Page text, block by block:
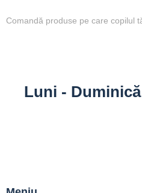
Comandă produse pe care copilul
Luni -